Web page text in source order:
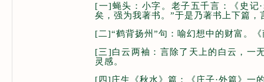
[一]蝇头：小字。老子五千言：《史记
矣，强为我著书。”于是乃著书上下篇
[二]“鹤背扬州”句：喻幻想中的财富。
[三]白云两袖：言除了天上的白云，一
灵感。
[四]庄生《秋水》篇：《庄子·外篇》一